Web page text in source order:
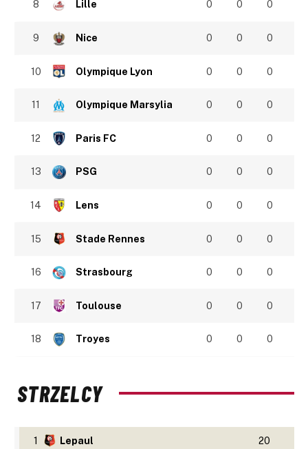
8 Lille 0 0 0
9 Nice 0 0 0
10 Olympique Lyon 0 0 0
11 Olympique Marsylia 0 0 0
12 Paris FC 0 0 0
13 PSG 0 0 0
14 Lens 0 0 0
15 Stade Rennes 0 0 0
16 Strasbourg 0 0 0
17 Toulouse 0 0 0
18 Troyes 0 0 0
STRZELCY
1 Lepaul 20